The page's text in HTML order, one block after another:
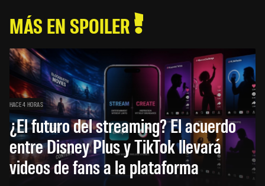
MÁS EN SPOILER
HACE 4 HORAS
¿El futuro del streaming? El acuerdo
entre Disney Plus y TikTok llevará
videos de fans a la plataforma